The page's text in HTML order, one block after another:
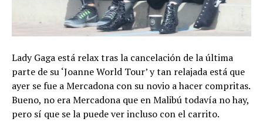
Lady Gaga está relax tras la cancelación de la última
parte de su ‘Joanne World Tour’ y tan relajada está que
ayer se fue a Mercadona con su novio a hacer compritas.
Bueno, no era Mercadona que en Malibú todavía no hay,
pero sí que se la puede ver incluso con el carrito.